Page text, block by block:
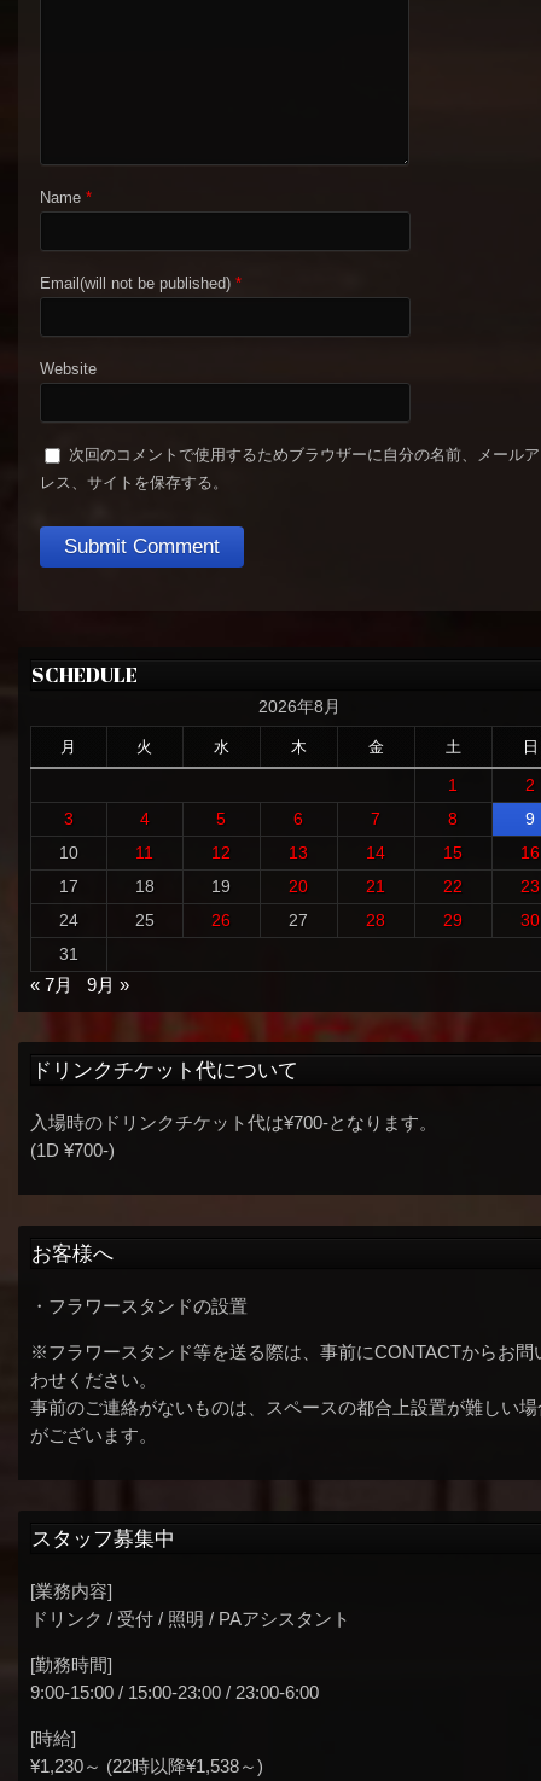
Name *
Email(will not be published) *
Website
次回のコメントで使用するためブラウザーに自分の名前、メール
レス、サイトを保存する。
SCHEDULE
2026年8月
月 火 水 木 金 土 日
1
2
3
4 5 6 7 8
9
10
11 12 13 14 15
16
17
18 19 20 21 22
23
24
25 26 27 28 29
30
31
« 7月
9月 »
ドリンクチケット代について
入場時のドリンクチケット代は¥700-となります。
(1D ¥700-)
お客様へ
・フラワースタンドの設置
※フラワースタンド等を送る際は、事前にCONTACTからお問
わせください。
事前のご連絡がないものは、スペースの都合上設置が難しい場
がございます。
スタッフ募集中
[業務内容]
ドリンク / 受付 / 照明 / PAアシスタント
[勤務時間]
9:00-15:00 / 15:00-23:00 / 23:00-6:00
[時給]
¥1,230～ (22時以降¥1,538～)